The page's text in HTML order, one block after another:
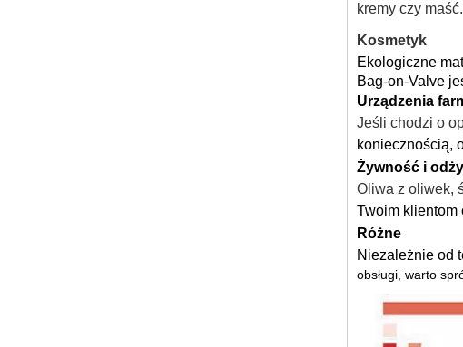
kremy czy maść.
Kosmetyk
Ekologiczne
Bag-on-Valve
Urządzenia
Jeśli chodzi o
koniecznością,
Żywność i
Oliwa z oliwek,
Twoim klientom
Różne
Niezależnie od
obsługi, warto